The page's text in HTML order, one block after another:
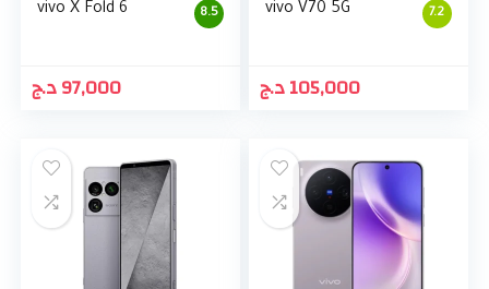
8.5
vivo X Fold 6
97,000د.ج
7.2
vivo V70 5G
105,000د.ج